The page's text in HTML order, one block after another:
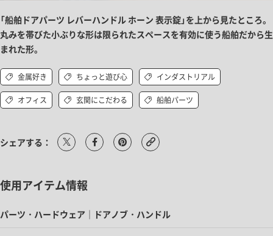
「船舶ドアパーツ レバーハンドル ホーン 表示錠」を上から見たところ。
丸みを帯びた小ぶりな形は限られたスペースを有効に使う船舶だから生
まれた形。
金属好き ちょっと遊び心 インダストリアル
オフィス 玄関にこだわる 船舶パーツ
シェアする：
使用アイテム情報
パーツ・ハードウェア｜ドアノブ・ハンドル